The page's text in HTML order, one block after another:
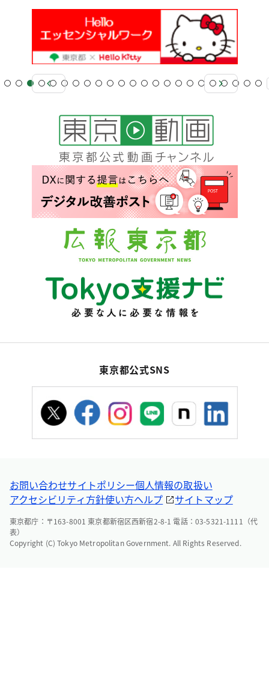
東京都公式SNS
お問い合わせサイトポリシー個人情報の取扱い
アクセシビリティ方針使い方ヘルプ サイトマップ
東京都庁：〒163-8001 東京都新宿区西新宿2-8-1 電話：03-5321-1111（代
表）
Copyright (C) Tokyo Metropolitan Government. All Rights Reserved.